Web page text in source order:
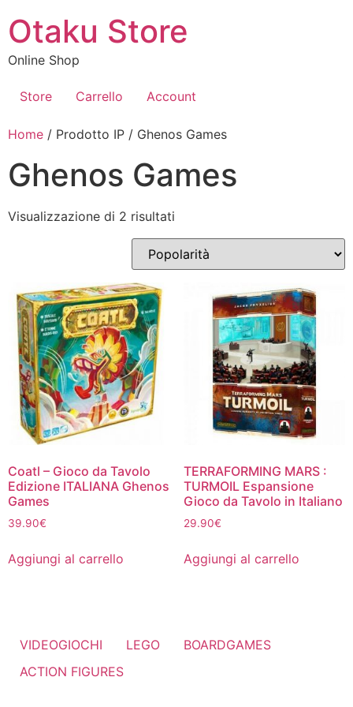
contenuto
Otaku Store
Online Shop
Store Carrello Account
Home / Prodotto IP / Ghenos Games
Ghenos Games
Visualizzazione di 2 risultati
Coatl – Gioco da Tavolo
Edizione ITALIANA Ghenos
Games
39.90€
Aggiungi al carrello
TERRAFORMING MARS :
TURMOIL Espansione
Gioco da Tavolo in Italiano
29.90€
Aggiungi al carrello
VIDEOGIOCHI LEGO
BOARDGAMES
ACTION FIGURES